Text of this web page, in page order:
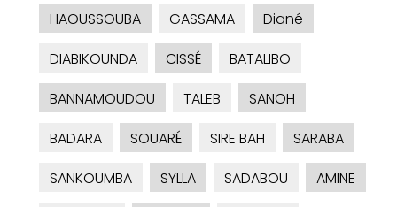
HAOUSSOUBA
GASSAMA
Diané
DIABIKOUNDA
CISSÉ
BATALIBO
BANNAMOUDOU
TALEB
SANOH
BADARA
SOUARÉ SIRE BAH
SARABA
SANKOUMBA
SYLLA SADABOU
AMINE